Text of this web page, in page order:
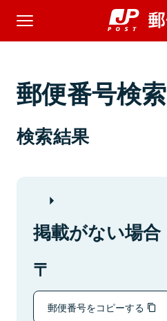
郵便番号検索
検索結果
掲載がない場合
郵便番号をコピーする